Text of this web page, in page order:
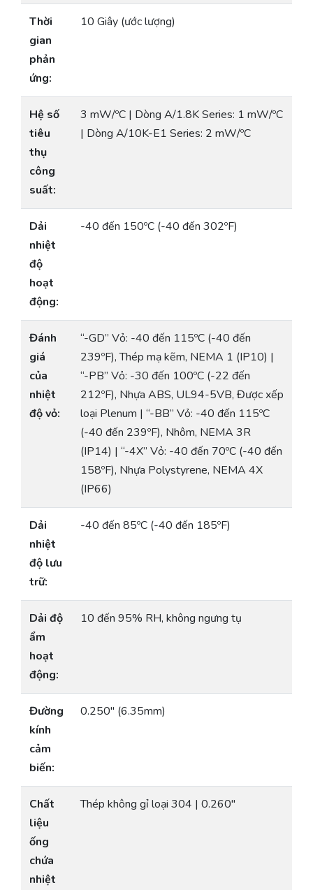
Thời
gian
phản
ứng:
10 Giây (ước lượng)
Hệ số
tiêu
thụ
công
suất:
3 mW/ºC | Dòng A/1.8K Series: 1 mW/ºC
| Dòng A/10K-E1 Series: 2 mW/ºC
Dải
nhiệt
độ
hoạt
động:
-40 đến 150ºC (-40 đến 302ºF)
Đánh
giá
của
nhiệt
độ vỏ:
“-GD” Vỏ: -40 đến 115ºC (-40 đến
239ºF), Thép mạ kẽm, NEMA 1 (IP10) |
“-PB” Vỏ: -30 đến 100ºC (-22 đến
212ºF), Nhựa ABS, UL94-5VB, Được xếp
loại Plenum | “-BB” Vỏ: -40 đến 115ºC
(-40 đến 239ºF), Nhôm, NEMA 3R
(IP14) | “-4X” Vỏ: -40 đến 70ºC (-40 đến
158ºF), Nhựa Polystyrene, NEMA 4X
(IP66)
Dải
nhiệt
độ lưu
trữ:
-40 đến 85ºC (-40 đến 185ºF)
Dải độ
ẩm
hoạt
động:
10 đến 95% RH, không ngưng tụ
Đường
kính
cảm
biến:
0.250″ (6.35mm)
Chất
liệu
ống
chứa
nhiệt
Thép không gỉ loại 304 | 0.260″